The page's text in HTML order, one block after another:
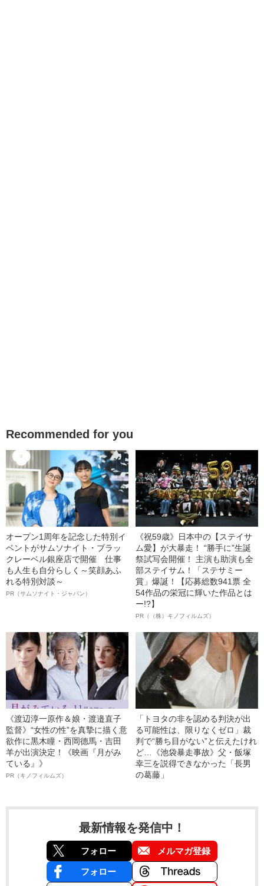
Recommended for you
オープン1周年を記念した特別イ
ベントがサムソナイト・ブラッ
クレーベル銀座店で開催 仕事
も人生も自分らしく～笑顔あふ
れる特別対談～
PR（サムソナイト・ジャパン）
《祝59歳》日本中の【ステイサ
ム愛】が大暴走！ “勝手に”生誕
祭試写会開催！ 主演も助演も全
部ステイサム！「ステサミー
賞」爆誕！【応募総数941票 全
54作品の栄冠に輝いた作品とは
ー!?】
PR（（株）キノフィルムズ）
《渡辺淳一原作＆娘・渡邉直子
監督》“女性の性”を真摯に描く意
欲作に黒木瞳・西岡德馬・吉田
羊が出演決定！《映画『月がみ
ている』》
PR（キノフィルムズ）
「トヨタの非を認める判決が出
る可能性は、限りなくゼロ」裁
判で“勝ち目がない”と伝えたけれ
ど…《池袋暴走事故》父・飯塚
幸三を説得できなかった「長男
の葛藤」
最新情報を発信中！
フォロー メルマガ登録
フォロー